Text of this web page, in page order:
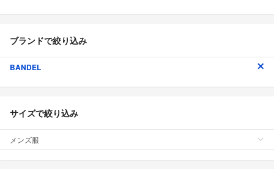
ブランドで絞り込み
BANDEL
サイズで絞り込み
メンズ服